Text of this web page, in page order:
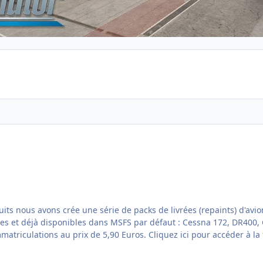
crée une série de packs de livrées (repaints) d'avions en parallèle
dans MSFS par défaut : Cessna 172, DR400, Cap 10 et DA40NG.
accéder à la fiche produit directement dans notre boutique web...